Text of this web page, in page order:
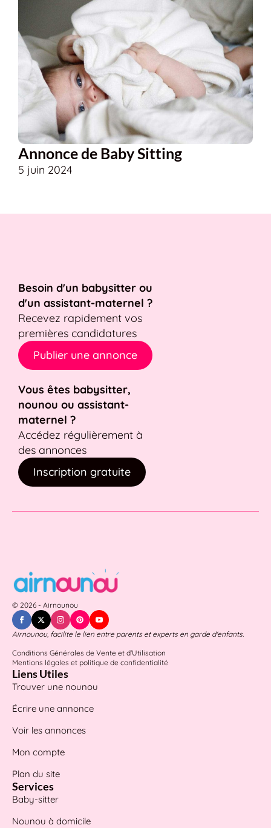
Annonce de Baby Sitting
5 juin 2024
Besoin d'un babysitter ou
d'un assistant-maternel ?
Recevez rapidement vos
premières candidatures
Publier une annonce
Vous êtes babysitter,
nounou ou assistant-
maternel ?
Accédez régulièrement à
des annonces
Inscription gratuite
© 2026 - Airnounou
Airnounou, facilite le lien entre parents et experts en garde d'enfants.
Conditions Générales de Vente et d'Utilisation
Mentions légales et politique de confidentialité
Liens Utiles
Trouver une nounou
Écrire une annonce
Voir les annonces
Mon compte
Plan du site
Services
Baby-sitter
Nounou à domicile